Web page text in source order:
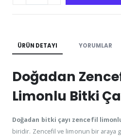
ÜRÜN DETAYI YORUMLAR
Doğadan
Limonlu Bitki
Doğadan bitki çayı zencefil
biridir. Zencefil ve limonun bir araya